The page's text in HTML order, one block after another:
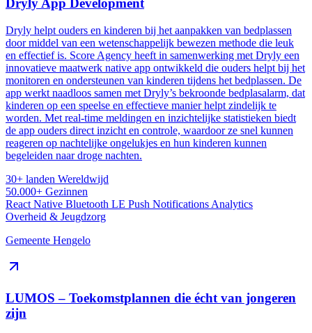
Dryly App Development
Dryly helpt ouders en kinderen bij het aanpakken van bedplassen
door middel van een wetenschappelijk bewezen methode die leuk
en effectief is. Score Agency heeft in samenwerking met Dryly een
innovatieve maatwerk native app ontwikkeld die ouders helpt bij het
monitoren en ondersteunen van kinderen tijdens het bedplassen. De
app werkt naadloos samen met Dryly’s bekroonde bedplasalarm, dat
kinderen op een speelse en effectieve manier helpt zindelijk te
worden. Met real-time meldingen en inzichtelijke statistieken biedt
de app ouders direct inzicht en controle, waardoor ze snel kunnen
reageren op nachtelijke ongelukjes en hun kinderen kunnen
begeleiden naar droge nachten​.
30+ landen Wereldwijd
50.000+ Gezinnen
React Native Bluetooth LE Push Notifications Analytics
Overheid & Jeugdzorg
Gemeente Hengelo
LUMOS – Toekomstplannen die écht van jongeren
zijn